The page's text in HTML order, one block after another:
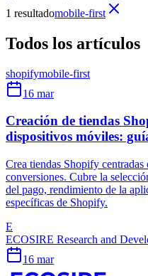
1 resultadomobile-first
Todos los artículos
shopifymobile-first
16 mar
Creación de tiendas
dispositivos móviles:
Crea tiendas Shopify
conversiones. Cubre la
del pago, rendimiento de la
específicas de Shopify.
E
ECOSIRE Research and
16 mar